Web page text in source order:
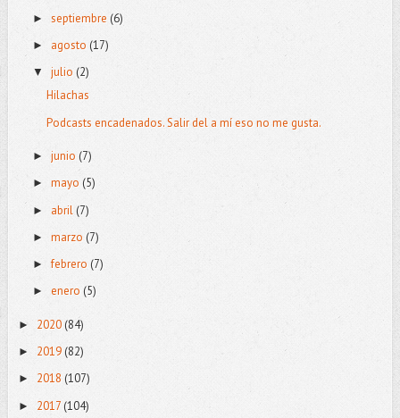
► septiembre (6)
► agosto (17)
▼ julio (2)
Hilachas
Podcasts encadenados. Salir del a mí eso no me gusta.
► junio (7)
► mayo (5)
► abril(7)
► marzo (7)
►febrero (7)
► enero (5)
► 2020 (84)
► 2019 (82)
► 2018 (107)
► 2017 (104)